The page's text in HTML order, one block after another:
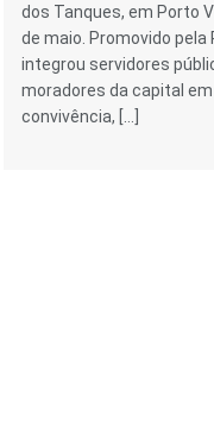
dos Tanques, em Porto
de maio. Promovido
integrou servidores
moradores da capital
convivência, […]